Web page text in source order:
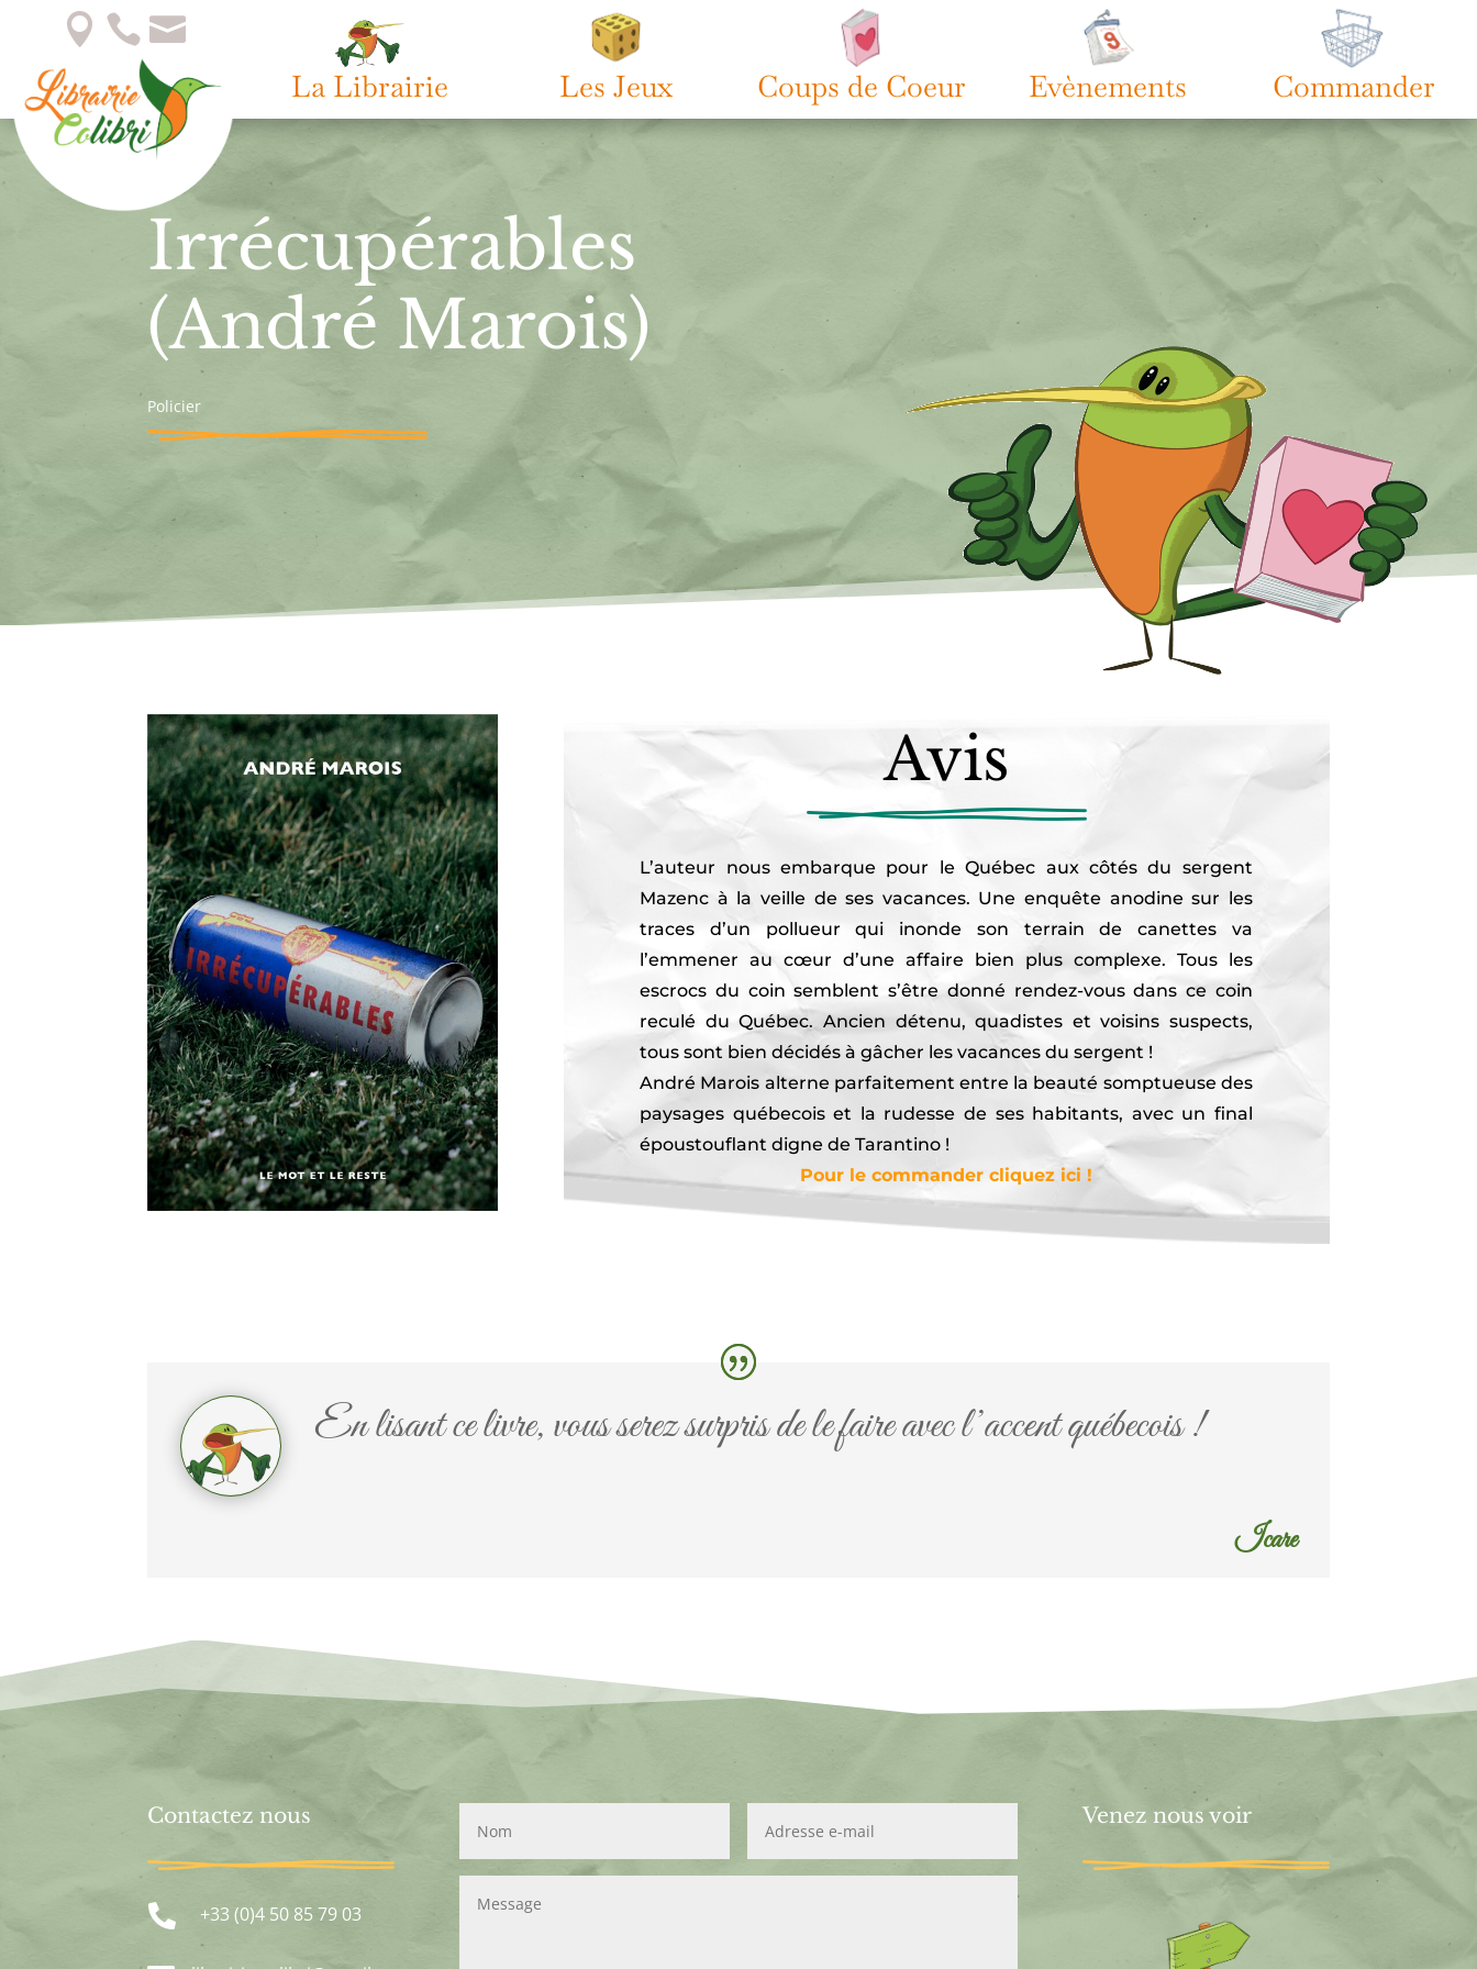
  
La Librairie Les Jeux Coups de Coeur Evènements Commander
Irrécupérables
(André Marois)
Policier
Avis
L’auteur nous embarque pour le Québec aux côtés du sergent
Mazenc à la veille de ses vacances. Une enquête anodine sur les
traces d’un pollueur qui inonde son terrain de canettes va
l’emmener au cœur d’une affaire bien plus complexe. Tous les
escrocs du coin semblent s’être donné rendez-vous dans ce coin
reculé du Québec. Ancien détenu, quadistes et voisins suspects,
tous sont bien décidés à gâcher les vacances du sergent !
André Marois alterne parfaitement entre la beauté somptueuse des
paysages québecois et la rudesse de ses habitants, avec un final
époustouflant digne de Tarantino !
Pour le commander cliquez ici !
En lisant ce livre, vous serez surpris de le faire avec l’accent québecois !
Icare
Contactez nous
 +33 (0)4 50 85 79 03
Venez nous voir